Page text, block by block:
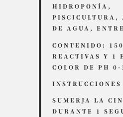
HIDROPONÍA,
PISCICULTURA,
DE AGUA,
CONTENIDO:
REACTIVAS Y 1
COLOR DE PH 0-
INSTRUCCIONES
SUMERJA LA
DURANTE 1